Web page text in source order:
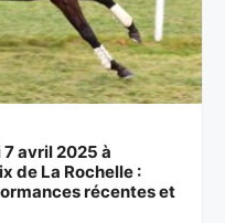
avril 2025 à
de La Rochelle :
récentes et